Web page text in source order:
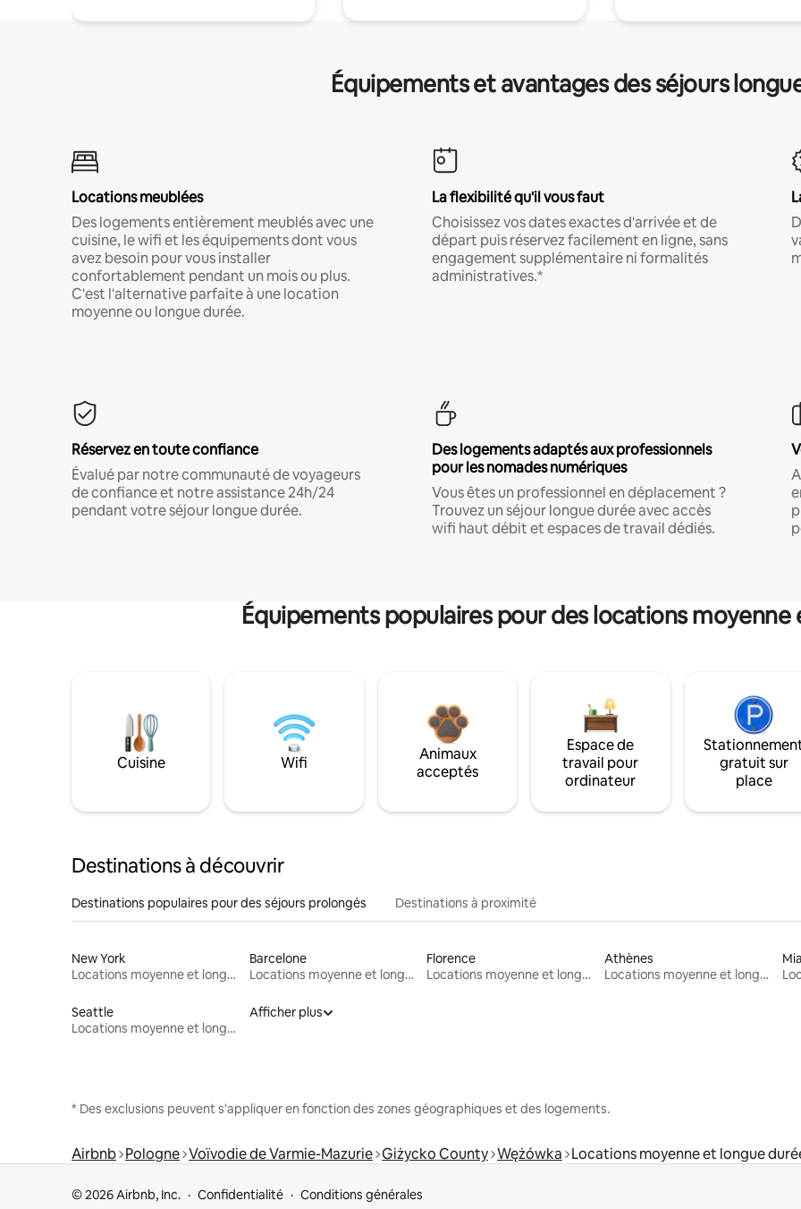
Équipements et avantages des séjours
Locations meublées
Des logements entièrement meublés avec une
cuisine, le wifi et les équipements dont vous
avez besoin pour vous installer
confortablement pendant un mois ou plus.
C'est l'alternative parfaite à une location
moyenne ou longue durée.
La flexibilité qu'il vous faut
Choisissez vos dates exactes d'arrivée et de
départ puis réservez facilement en ligne, sans
engagement supplémentaire ni formalités
administratives.*
Réservez en toute confiance
Évalué par notre communauté de voyageurs
de confiance et notre assistance 24h/24
pendant votre séjour longue durée.
Des logements adaptés aux professionnels
pour les nomades numériques
Vous êtes un professionnel en déplacement ?
Trouvez un séjour longue durée avec accès
wifi haut débit et espaces de travail dédiés.
Équipements populaires pour des locations
Cuisine Wifi
Animaux
acceptés
Espace de
travail pour
ordinateur
gratuit sur
place
Destinations à découvrir
Destinations populaires pour des séjours prolongés Destinations à proximité
New York
Locations moyenne et longue durée
Barcelone
Locations moyenne et longue durée
Florence
Locations moyenne et longue durée
Athènes
Locations moyenne et longue durée
Seattle
Locations moyenne et longue durée
Afficher plus
* Des exclusions peuvent s'appliquer en fonction des zones géographiques et des logements.
Airbnb Pologne Voïvodie de Varmie-Mazurie Giżycko County Wężówka Locations moyenne et longue
© 2026 Airbnb, Inc. Confidentialité Conditions générales